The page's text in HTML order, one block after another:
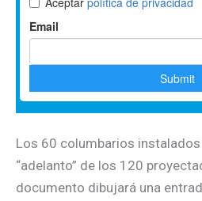
Los 60 columbarios
“adelanto” de los 120
documento dibujará una